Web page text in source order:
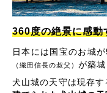
360度の絶景に感動
日本には国宝のお城
（織田信長の叔父） が築城
犬山城の天守は現存